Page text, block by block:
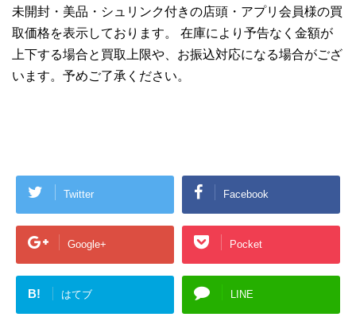
未開封・美品・シュリンク付きの店頭・アプリ会員様の買
取価格を表示しております。 在庫により予告なく金額が
上下する場合と買取上限や、お振込対応になる場合がござ
います。予めご了承ください。
Twitter Facebook
Google+ Pocket
B! はてブ LINE